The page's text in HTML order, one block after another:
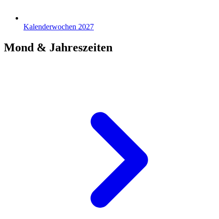
Kalenderwochen 2027
Mond & Jahreszeiten